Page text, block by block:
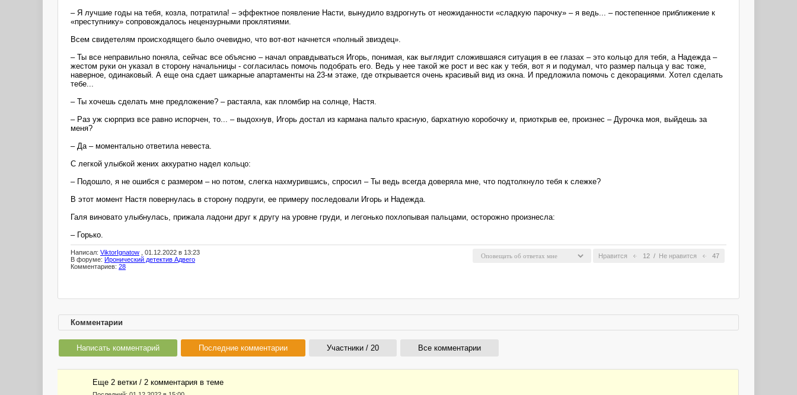
– Я лучшие годы на тебя, козла, потратила! – эффектное появление Насти, вынудило вздрогнуть от неожиданности «сладкую парочку» – я ведь... – постепенное приближение к
«преступнику» сопровождалось нецензурными проклятиями.
Всем свидетелям происходящего было очевидно, что вот-вот начнется «полный звиздец».
– Ты все неправильно поняла, сейчас все объясню – начал оправдываться Игорь, понимая, как выглядит сложившаяся ситуация в ее глазах – это кольцо для тебя, а Надежда –
жестом руки он указал в сторону начальницы - согласилась помочь подобрать его. Ведь у нее такой же рост и вес как у тебя, вот я и подумал, что размер пальца у вас тоже,
наверное, одинаковый. А еще она сдает шикарные апартаменты на 23-м этаже, где открывается очень красивый вид из окна. И предложила помочь с декорациями. Хотел сделать
тебе...
– Ты хочешь сделать мне предложение? – растаяла, как пломбир на солнце, Настя.
– Раз уж сюрприз все равно испорчен, то... – выдохнув, Игорь достал из кармана пальто красную, бархатную коробочку и, приоткрыв ее, произнес – Дурочка моя, выйдешь за
меня?
– Да – моментально ответила невеста.
С легкой улыбкой жених аккуратно надел кольцо:
– Подошло, я не ошибся с размером – но потом, слегка нахмурившись, спросил – Ты ведь всегда доверяла мне, что подтолкнуло тебя к слежке?
В этот момент Настя повернулась в сторону подруги, ее примеру последовали Игорь и Надежда.
Галя виновато улыбнулась, прижала ладони друг к другу на уровне груди, и легонько похлопывая пальцами, осторожно произнесла:
– Горько.
Нравится 12 / Не нравится 47
Написал: ViktorIgnatow , 01.12.2022 в 13:23
В форуме: Иронический детектив Адвего
Комментариев: 28
Комментарии
Написать комментарий Последние комментарии Участники / 20 Все комментарии
Еще 2 ветки / 2 комментария в темe